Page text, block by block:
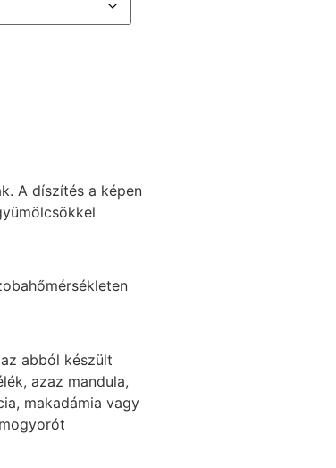
A díszítés a képen
abból készült
azaz mandula,
makadámia vagy